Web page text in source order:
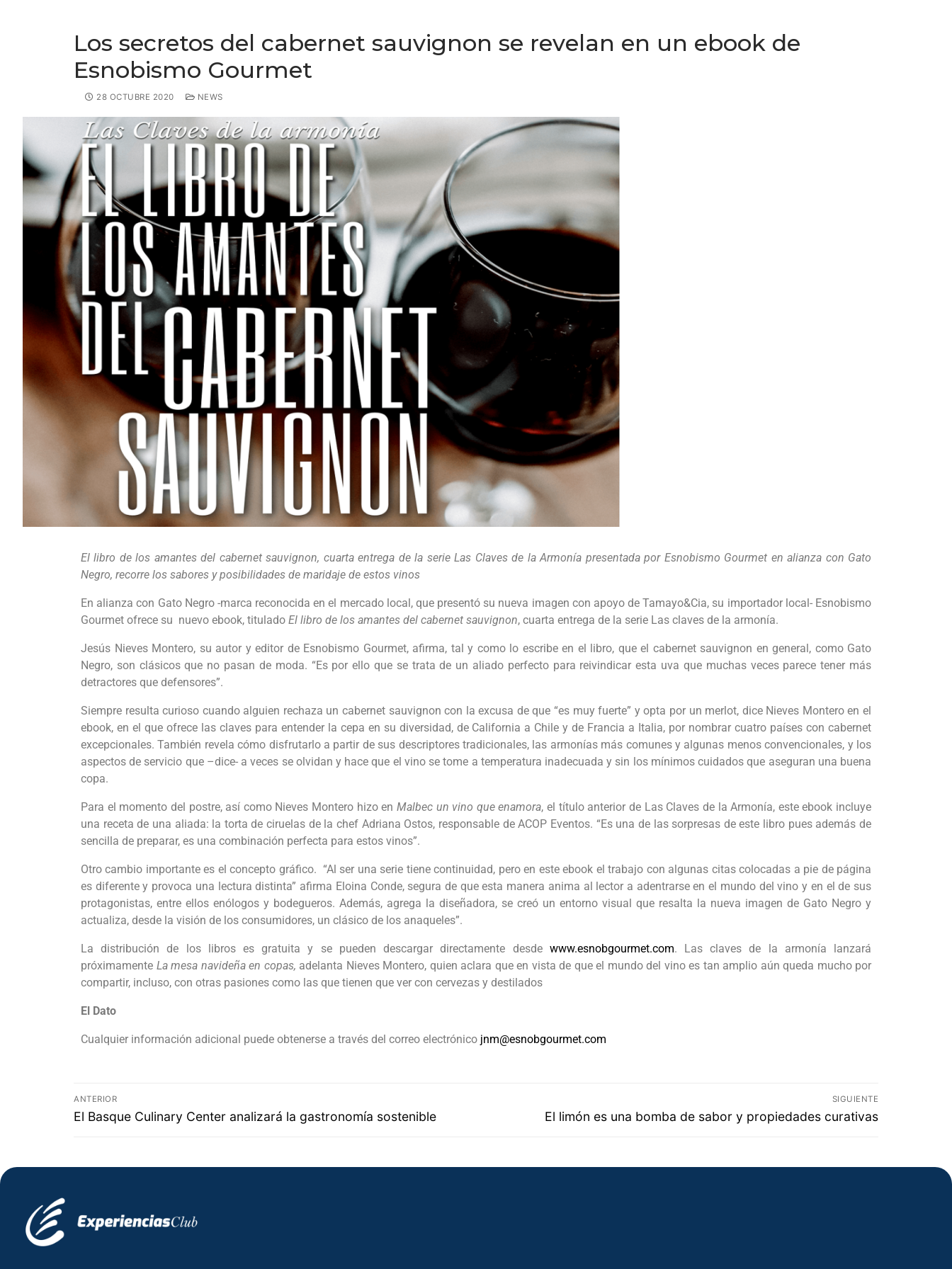
Los secretos del cabernet sauvignon se revelan en un ebook de
Esnobismo Gourmet
28 OCTUBRE 2020 NEWS
El libro de los amantes del cabernet sauvignon, cuarta entrega de la serie Las Claves de la Armonía presentada por Esnobismo Gourmet en alianza con Gato
Negro, recorre los sabores y posibilidades de maridaje de estos vinos
En alianza con Gato Negro -marca reconocida en el mercado local, que presentó su nueva imagen con apoyo de Tamayo&Cia, su importador local- Esnobismo
Gourmet ofrece su nuevo ebook, titulado El libro de los amantes del cabernet sauvignon, cuarta entrega de la serie Las claves de la armonía.
Jesús Nieves Montero, su autor y editor de Esnobismo Gourmet, afirma, tal y como lo escribe en el libro, que el cabernet sauvignon en general, como Gato
Negro, son clásicos que no pasan de moda. “Es por ello que se trata de un aliado perfecto para reivindicar esta uva que muchas veces parece tener más
detractores que defensores”.
Siempre resulta curioso cuando alguien rechaza un cabernet sauvignon con la excusa de que “es muy fuerte” y opta por un merlot, dice Nieves Montero en el
ebook, en el que ofrece las claves para entender la cepa en su diversidad, de California a Chile y de Francia a Italia, por nombrar cuatro países con cabernet
excepcionales. También revela cómo disfrutarlo a partir de sus descriptores tradicionales, las armonías más comunes y algunas menos convencionales, y los
aspectos de servicio que –dice- a veces se olvidan y hace que el vino se tome a temperatura inadecuada y sin los mínimos cuidados que aseguran una buena
copa.
Para el momento del postre, así como Nieves Montero hizo en Malbec un vino que enamora, el título anterior de Las Claves de la Armonía, este ebook incluye
una receta de una aliada: la torta de ciruelas de la chef Adriana Ostos, responsable de ACOP Eventos. “Es una de las sorpresas de este libro pues además de
sencilla de preparar, es una combinación perfecta para estos vinos”.
Otro cambio importante es el concepto gráfico. “Al ser una serie tiene continuidad, pero en este ebook el trabajo con algunas citas colocadas a pie de página
es diferente y provoca una lectura distinta” afirma Eloina Conde, segura de que esta manera anima al lector a adentrarse en el mundo del vino y en el de sus
protagonistas, entre ellos enólogos y bodegueros. Además, agrega la diseñadora, se creó un entorno visual que resalta la nueva imagen de Gato Negro y
actualiza, desde la visión de los consumidores, un clásico de los anaqueles”.
La distribución de los libros es gratuita y se pueden descargar directamente desde www.esnobgourmet.com. Las claves de la armonía lanzará
próximamente La mesa navideña en copas, adelanta Nieves Montero, quien aclara que en vista de que el mundo del vino es tan amplio aún queda mucho por
compartir, incluso, con otras pasiones como las que tienen que ver con cervezas y destilados
El Dato
Cualquier información adicional puede obtenerse a través del correo electrónico jnm@esnobgourmet.com
ANTERIOR
El Basque Culinary Center analizará la gastronomía sostenible
SIGUIENTE
El limón es una bomba de sabor y propiedades curativas